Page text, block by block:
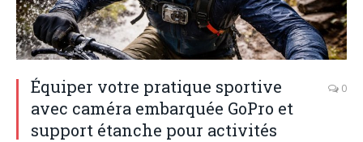
Équiper votre pratique sportive
avec caméra embarquée GoPro et
support étanche pour activités
0